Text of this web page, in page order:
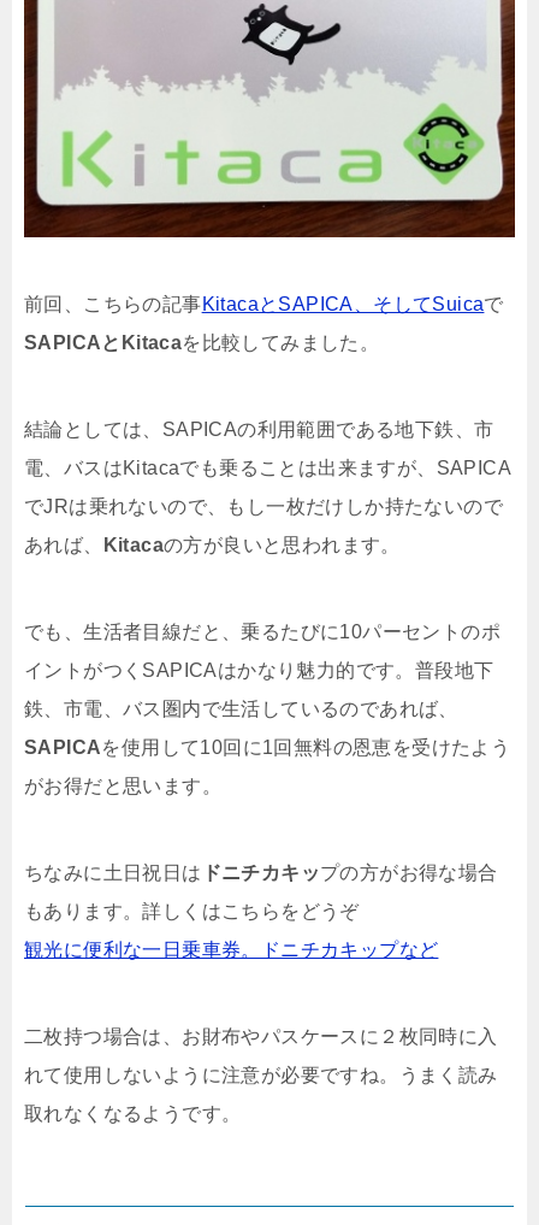
前回、こちらの記事KitacaとSAPICA、そしてSuicaで
SAPICAとKitacaを比較してみました。
結論としては、SAPICAの利用範囲である地下鉄、市
電、バスはKitacaでも乗ることは出来ますが、SAPICA
でJRは乗れないので、もし一枚だけしか持たないので
あれば、
Kitacaの方が良いと思われます。
でも、生活者目線だと、乗るたびに10パーセントのポ
イントがつくSAPICAはかなり魅力的です。普段地下
鉄、市電、バス圏内で生活しているのであれば、
SAPICAを使用して10回に1回無料の恩恵を受けたよう
がお得だと思います。
ちなみに土日祝日は ドニチカキップの方がお得な場合
もあります。詳しくはこちらをどうぞ
観光に便利な一日乗車券。ドニチカキップなど
二枚持つ場合は、お財布やパスケースに２枚同時に入
れて使用しないように注意が必要ですね。うまく読み
取れなくなるようです。